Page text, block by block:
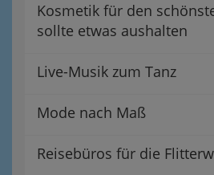
Kosmetik für den
sollte etwas aushalten
Live-Musik zum Tanz
Mode nach Maß
Reisebüros für die